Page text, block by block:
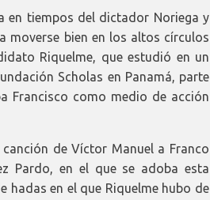
en tiempos del dictador Noriega y
moverse bien en los altos círculos
Riquelme, que estudió en un
Scholas en Panamá, parte
Francisco como medio de acción
de Víctor Manuel a Franco
Pardo, en el que se adoba esta
en el que Riquelme hubo de